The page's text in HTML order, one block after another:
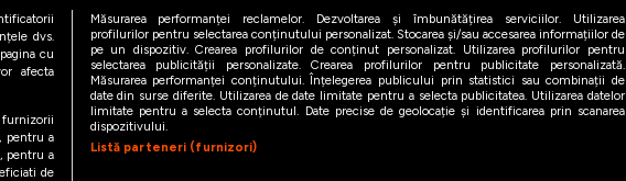
iAMsport.ro © 2026
Politica de utilizare Cookies Cine suntem Contact Gestionați preferințele
dvs.
cu
afecta
pentru a
pentru a
de
Măsurarea performanței reclamelor. Dezvoltarea și îmbunătățirea serviciilor. Utilizarea
profilurilor pentru selectarea conținutului personalizat. Stocarea și/sau accesarea informațiilor de
pe un dispozitiv. Crearea profilurilor de conținut personalizat. Utilizarea profilurilor pentru
selectarea publicității personalizate. Crearea profilurilor pentru publicitate personalizată.
Măsurarea performanței conținutului. Înțelegerea publicului prin statistici sau combinații de
date din surse diferite. Utilizarea de date limitate pentru a selecta publicitatea. Utilizarea datelor
limitate pentru a selecta conținutul. Date precise de geolocație și identificarea prin scanarea
dispozitivului.
Listă parteneri (furnizori)